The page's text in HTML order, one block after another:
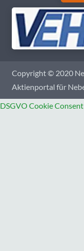
Copyright © 2020
Aktienportal für
DSGVO Cookie